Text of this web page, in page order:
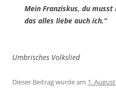
Mein Fran­zis­kus, du
das alles lie­be auch ich.“
Umbri­sches Volkslied
Dieser Beitrag wurde am 1.